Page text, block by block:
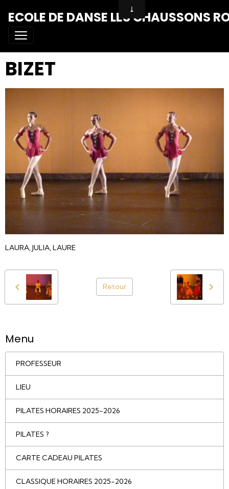
ECOLE DE DANSE LES CHAUSSONS
BIZET
LAURA, JULIA, LAURE
Retour
Menu
PROFESSEUR
LIEU
PILATES HORAIRES 2025-2026
PILATES ?
CARTE CADEAU PILATES
CLASSIQUE HORAIRES 2025-2026